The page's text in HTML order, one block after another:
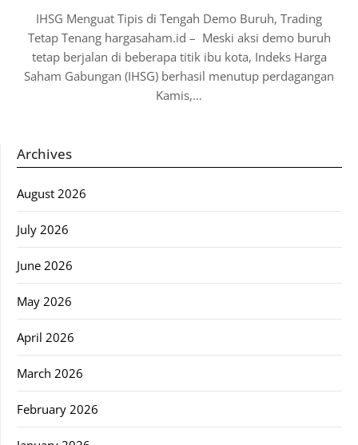
IHSG Menguat Tipis di Tengah Demo Buruh, Trading
Tetap Tenang hargasaham.id – Meski aksi demo buruh
tetap berjalan di beberapa titik ibu kota, Indeks Harga
Saham Gabungan (IHSG) berhasil menutup perdagangan
Kamis,…
Archives
August 2026
July 2026
June 2026
May 2026
April 2026
March 2026
February 2026